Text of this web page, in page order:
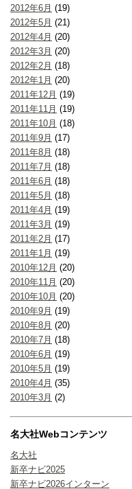
2012年6月 (19)
2012年5月 (21)
2012年4月 (20)
2012年3月 (20)
2012年2月 (18)
2012年1月 (20)
2011年12月 (19)
2011年11月 (19)
2011年10月 (18)
2011年9月 (17)
2011年8月 (18)
2011年7月 (18)
2011年6月 (18)
2011年5月 (18)
2011年4月 (19)
2011年3月 (19)
2011年2月 (17)
2011年1月 (19)
2010年12月 (20)
2010年11月 (20)
2010年10月 (20)
2010年9月 (19)
2010年8月 (20)
2010年7月 (18)
2010年6月 (19)
2010年5月 (19)
2010年4月 (35)
2010年3月 (2)
名大社Webコンテンツ
名大社
新卒ナビ2025
新卒ナビ2026インターン